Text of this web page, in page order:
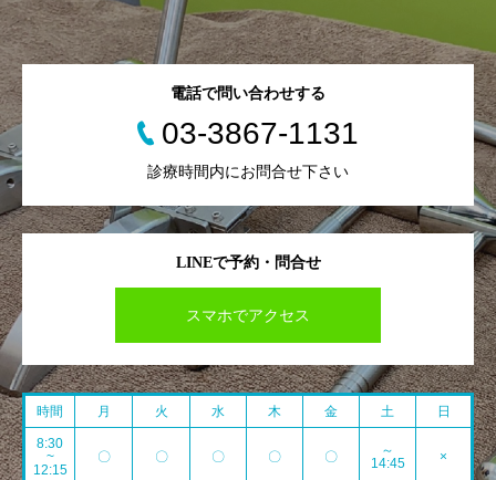
LINEで予約・問合せ
スマホでアクセス
電話で問い合わせする
03-3867-1131
診療時間内にお問合せ下さい
時間 月 火 水 木 金 土 日
8:30
~
12:15
〇 〇 〇 〇 〇
～
14:45
×